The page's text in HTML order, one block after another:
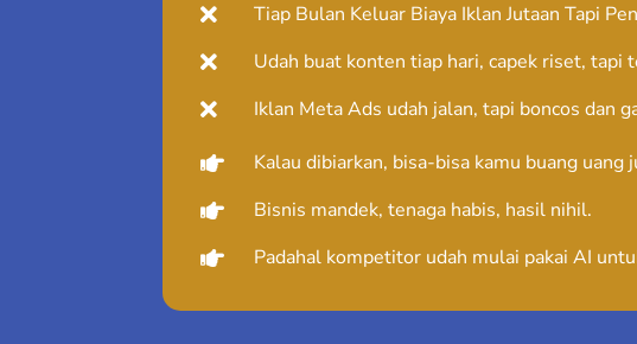
Tiap Bulan Keluar Biaya Iklan Jutaan Tapi
Udah buat konten tiap hari, capek riset, tapi
Iklan Meta Ads udah jalan, tapi boncos dan
Kalau dibiarkan, bisa-bisa kamu buang uang
Bisnis mandek, tenaga habis, hasil nihil.
Padahal kompetitor udah mulai pakai AI